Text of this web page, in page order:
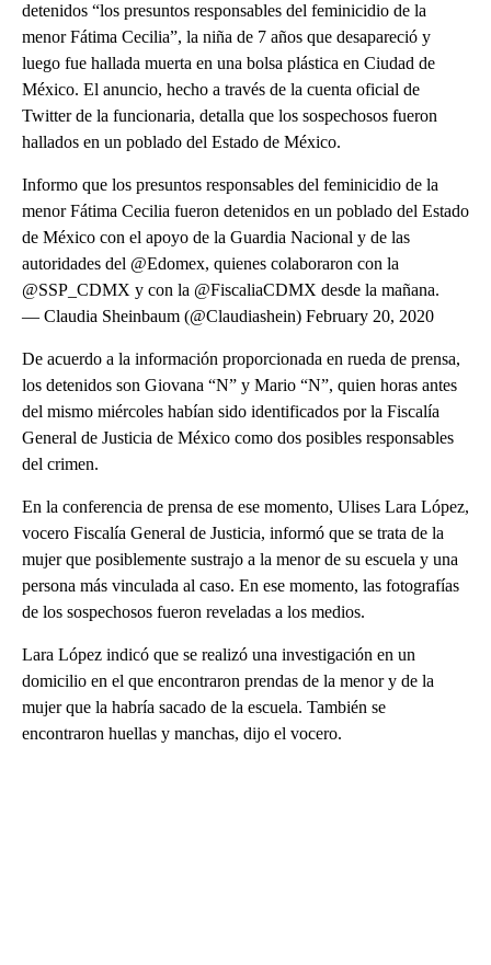
detenidos “los presuntos responsables del feminicidio de la
menor Fátima Cecilia”, la niña de 7 años que desapareció y
luego fue hallada muerta en una bolsa plástica en Ciudad de
México. El anuncio, hecho a través de la cuenta oficial de
Twitter de la funcionaria, detalla que los sospechosos fueron
hallados en un poblado del Estado de México.
Informo que los presuntos responsables del feminicidio de la
menor Fátima Cecilia fueron detenidos en un poblado del Estado
de México con el apoyo de la Guardia Nacional y de las
autoridades del @Edomex, quienes colaboraron con la
@SSP_CDMX y con la @FiscaliaCDMX desde la mañana.
— Claudia Sheinbaum (@Claudiashein) February 20, 2020
De acuerdo a la información proporcionada en rueda de prensa,
los detenidos son Giovana “N” y Mario “N”, quien horas antes
del mismo miércoles habían sido identificados por la Fiscalía
General de Justicia de México como dos posibles responsables
del crimen.
En la conferencia de prensa de ese momento, Ulises Lara López,
vocero Fiscalía General de Justicia, informó que se trata de la
mujer que posiblemente sustrajo a la menor de su escuela y una
persona más vinculada al caso. En ese momento, las fotografías
de los sospechosos fueron reveladas a los medios.
Lara López indicó que se realizó una investigación en un
domicilio en el que encontraron prendas de la menor y de la
mujer que la habría sacado de la escuela. También se
encontraron huellas y manchas, dijo el vocero.